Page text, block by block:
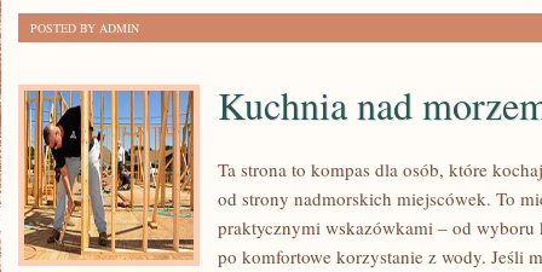
POSTED BY ADMIN
Kuchnia nad
Ta strona to kompas dla osób, które
od strony nadmorskich miejscówek. To
praktycznymi wskazówkami – od wyboru
po komfortowe korzystanie z wody. Jeśli